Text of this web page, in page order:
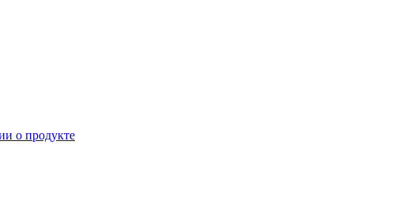
о продукте